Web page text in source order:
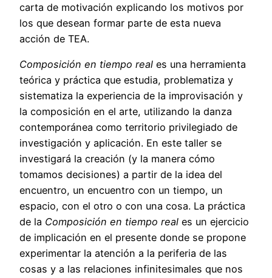
carta de motivación explicando los motivos por
los que desean formar parte de esta nueva
acción de TEA.
Composición en tiempo real es una herramienta
teórica y práctica que estudia, problematiza y
sistematiza la experiencia de la improvisación y
la composición en el arte, utilizando la danza
contemporánea como territorio privilegiado de
investigación y aplicación. En este taller se
investigará la creación (y la manera cómo
tomamos decisiones) a partir de la idea del
encuentro, un encuentro con un tiempo, un
espacio, con el otro o con una cosa. La práctica
de la Composición en tiempo real es un ejercicio
de implicación en el presente donde se propone
experimentar la atención a la periferia de las
cosas y a las relaciones infinitesimales que nos